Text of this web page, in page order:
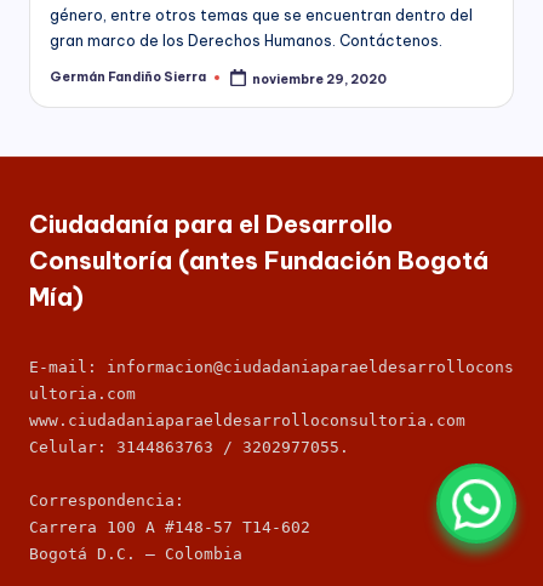
género, entre otros temas que se encuentran dentro del
gran marco de los Derechos Humanos. Contáctenos.
Publicado
Germán Fandiño Sierra noviembre 29, 2020
Ciudadanía para el Desarrollo
Consultoría (antes Fundación Bogotá
Mía)
E-mail: informacion@ciudadaniaparaeldesarrollocons
ultoria.com
www.ciudadaniaparaeldesarrolloconsultoria.com
Celular: 3144863763 / 3202977055.
Correspondencia:
Carrera 100 A #148-57 T14-602
Bogotá D.C. – Colombia